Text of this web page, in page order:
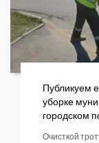
Публикуем
уборке
городском
Очисткой